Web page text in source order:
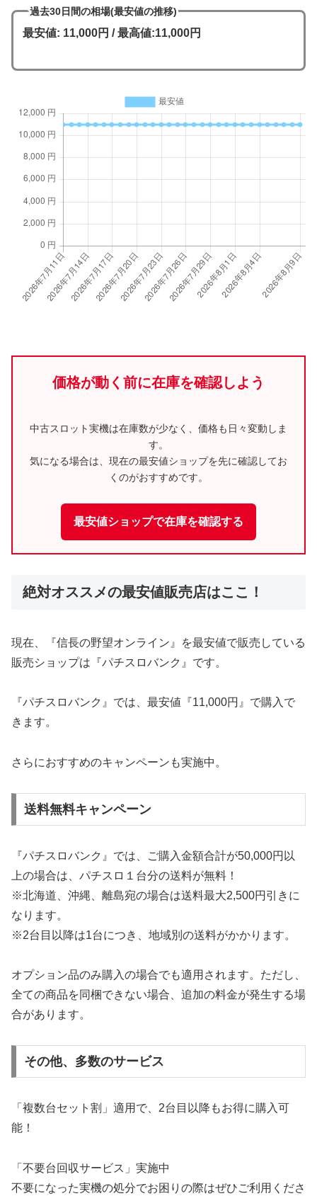
過去30日間の相場(最安値の推移)
最安値: 11,000円 / 最高値:11,000円
価格が動く前に在庫を確認しよう
中古スロット実機は在庫数が少なく、価格も日々変動しま
す。
気になる場合は、現在の最安値ショップを先に確認してお
くのがおすすめです。
最安値ショップで在庫を確認する
絶対オススメの最安値販売店はここ！
現在、『信長の野望オンライン』を最安値で販売している
販売ショップは『パチスロバンク』です。
『パチスロバンク』では、最安値『11,000円』で購入で
きます。
さらにおすすめのキャンペーンも実施中。
送料無料キャンペーン
『パチスロバンク』では、ご購入金額合計が50,000円以
上の場合は、パチスロ１台分の送料が無料！
※北海道、沖縄、離島宛の場合は送料最大2,500円引きに
なります。
※2台目以降は1台につき、地域別の送料がかかります。
オプション品のみ購入の場合でも適用されます。ただし、
全ての商品を同梱できない場合、追加の料金が発生する場
合があります。
その他、多数のサービス
「複数台セット割」適用で、2台目以降もお得に購入可
能！
「不要台回収サービス」実施中
不要になった実機の処分でお困りの際はぜひご利用くださ